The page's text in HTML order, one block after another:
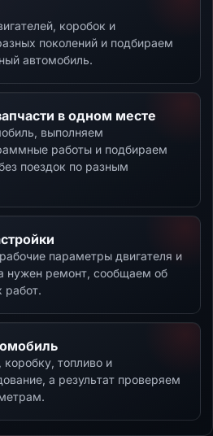
коробок и
поколений и подбираем
автомобиль.
в одном месте
выполняем
работы и подбираем
поездок по разным
параметры двигателя и
нужен ремонт, сообщаем об
работ.
топливо и
а результат проверяем